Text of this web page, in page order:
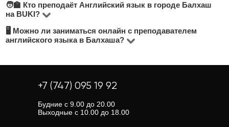
об образовании и удобный район. Мы рекомендуем
пробный урок, чтобы понять, подходит ли вам формат
занятия стоят от 2000 до 5000 тнг/час. Актуальные
На платформе BUKI вы найдете преподавателей
почти во всех районах города Балхаш. Вы можете
выбрать занятия в удобном районе или онлайн — при
🧑‍🏫 Кто преподаёт Английский язык в городе Балхаш
на BUKI?
Наши репетиторы — это опытные преподаватели,
студенты старших курсов, университетские
и рейтингами, чтобы выбрать лучшего.
🖥 Можно ли заниматься онлайн с преподавателем
английского языка в Балхаша?
график или нет возможности посещать очные уроки.
+7 (747) 095 19 92
Будние с 9.00 до 20.00
Выходные с 10.00 до 18.00